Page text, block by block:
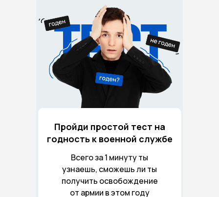
Всего за 1 минуту ты
узнаешь, сможешь ли ты
получить освобождение
от армии в этом году
Пройди простой тест на
годность к военной службе